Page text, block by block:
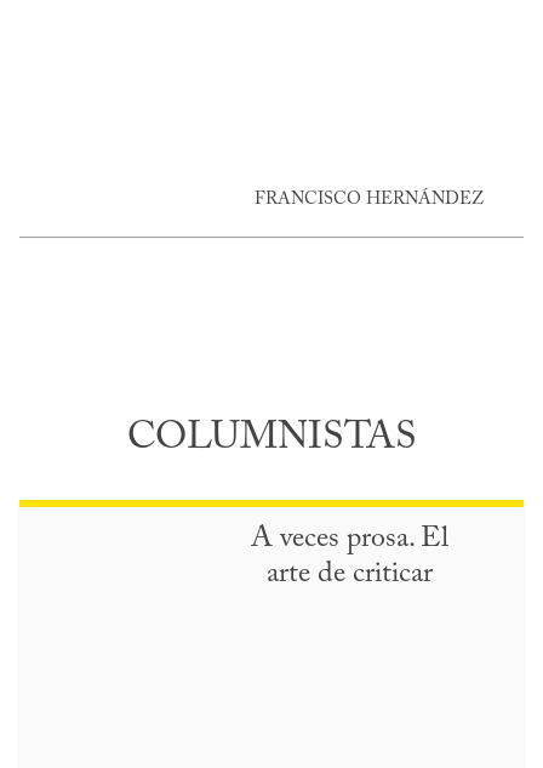
FRANCISCO HERNÁNDEZ
COLUMNISTAS
A veces prosa. El
arte de criticar